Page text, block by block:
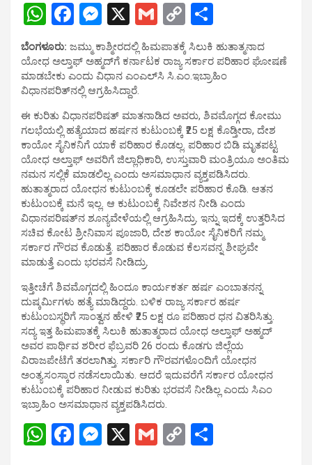
W
h
at
s
p
p
F
a
ce
b
o
o
k
M
es
se
n
g
er
X
G
ail
C
o
py
Li
k
h
ar
e
ಬೆಂಗಳೂರು: ಜಮ್ಮು ಕಾಶ್ಮೀರದಲ್ಲಿ ಹಿಮಪಾತಕ್ಕೆ ಸಿಲುಕಿ ಹುತಾತ್ಮನಾದ
ಯೋಧ ಅಲ್ತಾಫ್ ಅಹ್ಮದ್‌ಗೆ ಕರ್ನಾಟಕ ರಾಜ್ಯ ಸರ್ಕಾರ ಪರಿಹಾರ ಘೋಷಣೆ
ಮಾಡಬೇಕು ಎಂದು ವಿಧಾನ ಎಂಎಲ್‌ಸಿ ಸಿ.ಎಂ.ಇಬ್ರಾಹಿಂ
ವಿಧಾನಪರಿತ್‌ನಲ್ಲಿ ಆಗ್ರಹಿಸಿದ್ದಾರೆ.
ಈ ಕುರಿತು ವಿಧಾನಪರಿಷತ್‌ ಮಾತನಾಡಿದ ಅವರು, ಶಿವಮೊಗ್ಗದ ಕೋಮು
ಗಲಭೆಯಲ್ಲಿ ಹತ್ಯೆಯಾದ ಹರ್ಷನ ಕುಟುಂಬಕ್ಕೆ ₹25 ಲಕ್ಷ ಕೊಡ್ತೀರಾ, ದೇಶ
ಕಾಯೋ ಸೈನಿಕನಿಗೆ ಯಾಕೆ ಪರಿಹಾರ ಕೊಡಲ್ಲ. ಪರಿಹಾರ ಬಿಡಿ ಮೃತಪಟ್ಟ
ಯೋಧ ಅಲ್ತಾಫ್ ಅವರಿಗೆ ಜಿಲ್ಲಾಧಿಕಾರಿ, ಉಸ್ತುವಾರಿ ಮಂತ್ರಿಯೂ ಅಂತಿಮ
ನಮನ ಸಲ್ಲಿಕೆ ಮಾಡಲಿಲ್ಲ ಎಂದು ಅಸಮಾಧಾನ ವ್ಯಕ್ತಪಡಿಸಿದರು.
ಹುತಾತ್ಮರಾದ ಯೋಧನ ಕುಟುಂಬಕ್ಕೆ ಕೂಡಲೇ ಪರಿಹಾರ ಕೊಡಿ. ಆತನ
ಕುಟುಂಬಕ್ಕೆ ಮನೆ ಇಲ್ಲ. ಆ ಕುಟುಂಬಕ್ಕೆ ನಿವೇಶನ ನೀಡಿ ಎಂದು
ವಿಧಾನಪರಿಷತ್‌ನ ಶೂನ್ಯವೇಳೆಯಲ್ಲಿ ಆಗ್ರಹಿಸಿದ್ರು. ಇನ್ನು ಇದಕ್ಕೆ ಉತ್ತರಿಸಿದ
ಸಚಿವ ಕೋಟ ಶ್ರೀನಿವಾಸ ಪೂಜಾರಿ, ದೇಶ ಕಾಯೋ ಸೈನಿಕರಿಗೆ ನಮ್ಮ
ಸರ್ಕಾರ ಗೌರವ ಕೊಡುತ್ತೆ. ಪರಿಹಾರ ಕೊಡುವ ಕೆಲಸವನ್ನ ಶೀಘ್ರವೇ
ಮಾಡುತ್ತೆ ಎಂದು ಭರವಸೆ ನೀಡಿದ್ರು.
ಇತ್ತೀಚೆಗೆ ಶಿವಮೊಗ್ಗದಲ್ಲಿ ಹಿಂದೂ ಕಾರ್ಯಕರ್ತ ಹರ್ಷ ಎಂಬಾತನನ್ನ
ದುಷ್ಕರ್ಮಿಗಳು ಹತ್ಯೆ ಮಾಡಿದ್ದರು. ಬಳಿಕ ರಾಜ್ಯ ಸರ್ಕಾರ ಹರ್ಷ
ಕುಟುಂಬಸ್ಥರಿಗೆ ಸಾಂತ್ವನ ಹೇಳಿ ₹25 ಲಕ್ಷ ರೂ ಪರಿಹಾರ ಧನ ವಿತರಿಸಿತ್ತು.
ಸದ್ಯ ಇತ್ತ ಹಿಮಪಾತಕ್ಕೆ ಸಿಲುಕಿ ಹುತಾತ್ಮರಾದ ಯೋಧ ಅಲ್ತಾಫ್ ಅಹ್ಮದ್
ಅವರ ಪಾರ್ಥಿವ ಶರೀರ ಫೆಬ್ರವರಿ 26 ರಂದು ಕೊಡಗು ಜಿಲ್ಲೆಯ
ವಿರಾಜಪೇಟೆಗೆ ತರಲಾಗಿತ್ತು. ಸರ್ಕಾರಿ ಗೌರವಗಳೊಂದಿಗೆ ಯೋಧನ
ಅಂತ್ಯಸಂಸ್ಕಾರ ನಡೆಸಲಾಯಿತು. ಆದರೆ ಇದುವರೆಗೆ ಸರ್ಕಾರ ಯೋಧನ
ಕುಟುಂಬಕ್ಕೆ ಪರಿಹಾರ ನೀಡುವ ಕುರಿತು ಭರವಸೆ ನೀಡಿಲ್ಲ ಎಂದು ಸಿಎಂ
ಇಬ್ರಾಹಿಂ ಅಸಮಾಧಾನ ವ್ಯಕ್ತಪಡಿಸಿದರು.
W
F
M
X
G
C